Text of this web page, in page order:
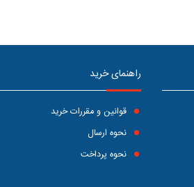
راهنمای خرید
قوانین و مقررات خرید
نحوه ارسال
نحوه پرداخت